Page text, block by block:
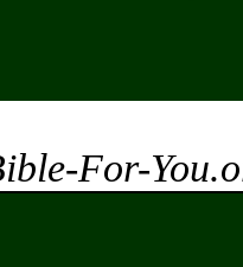
For-